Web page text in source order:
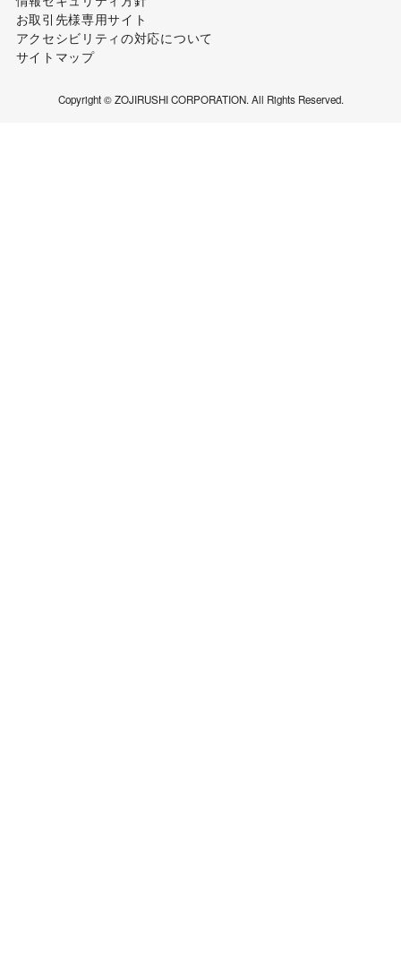
お取引先様専用サイト
アクセシビリティの対応について
サイトマップ
Copyright © ZOJIRUSHI CORPORATION. All Rights Reserved.